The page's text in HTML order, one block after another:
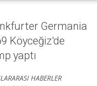
Germania
Köyceğiz'de
yaptı
HABERLER